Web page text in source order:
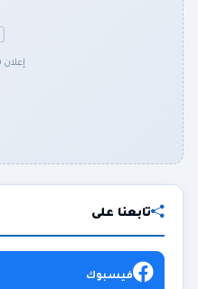
إعلان 300×250
تابعنا على
فيسبوك